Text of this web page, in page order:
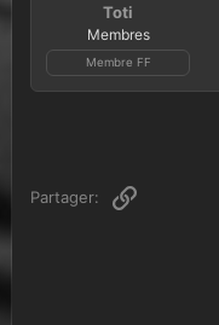
Toti
Membres
Membre FF
Partager: Lien